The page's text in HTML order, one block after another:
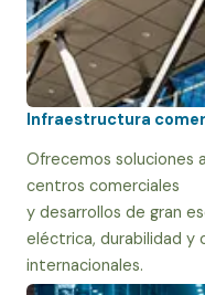
Infraestructura
Ofrecemos soluciones
centros comerciales
y desarrollos de gran
eléctrica, durabilidad y
internacionales.